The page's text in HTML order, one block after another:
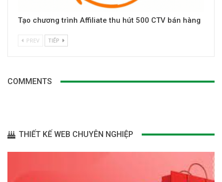
Tạo chương trình Affiliate thu hút 500 CTV bán hàng
PREV TIẾP
COMMENTS
THIẾT KẾ WEB CHUYÊN NGHIỆP